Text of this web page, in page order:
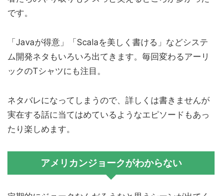
です。
「Javaが得意」「Scalaを美しく書ける」などシステ
ム開発ネタもいろいろ出てきます。毎回変わるアーリ
ックのTシャツにも注目。
ネタバレになってしまうので、詳しくは書きませんが
実在する話に当てはめているようなエピソードもあっ
たり楽しめます。
アメリカンジョークがわからない